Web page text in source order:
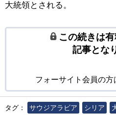
大統領とされる。
この続きは
記事とな
フォーサイト会員の方
タグ： サウジアラビア シリア